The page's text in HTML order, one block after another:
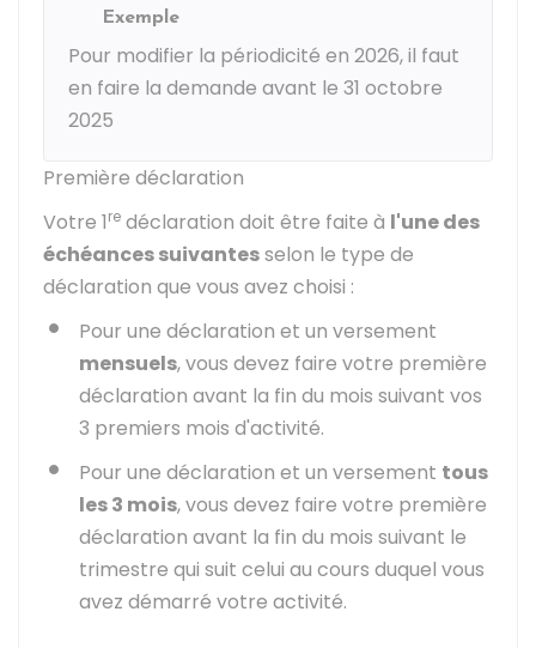
Exemple
Pour modifier la périodicité en 2026, il faut
en faire la demande avant le 31 octobre
2025
Première déclaration
Votre 1re déclaration doit être faite à l'une des
échéances suivantesselon le type de
déclaration que vous avez choisi :
Pour une déclaration et un versement
mensuels, vous devez faire votre première
déclaration avant la fin du mois suivant vos
3 premiers mois d'activité.
Pour une déclaration et un versement tous
les 3 mois, vous devez faire votre première
déclaration avant la fin du mois suivant le
trimestre qui suit celui au cours duquel vous
avez démarré votre activité.